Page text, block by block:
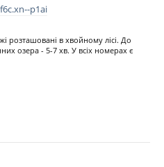
p1ai
розташовані в хвойному лісі. До
озера - 5-7 хв. У всіх номерах є